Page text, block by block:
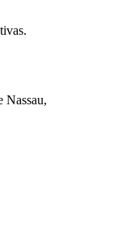
Nassau,